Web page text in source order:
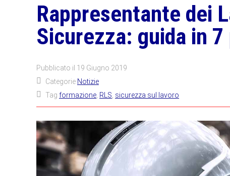
Rappresentante dei
Sicurezza: guida in
Pubblicato il 19 Giugno 2019
Categorie Notizie
Tag formazione RLS sicurezza sul lavoro